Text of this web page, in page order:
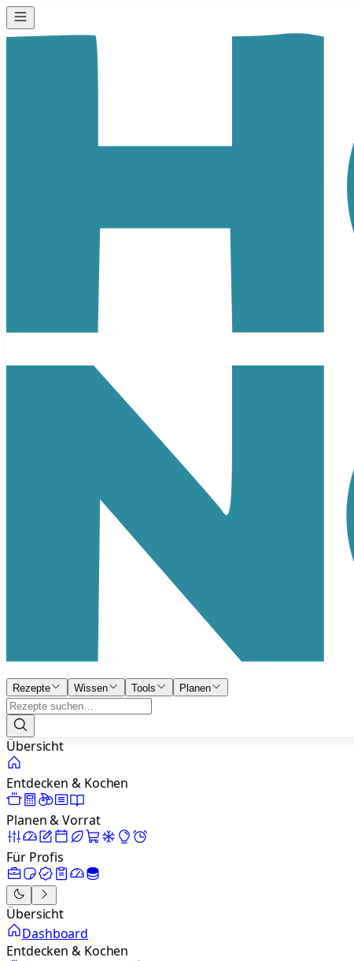
Rezepte Wissen Tools Planen
Übersicht
Entdecken & Kochen
Planen & Vorrat
Für Profis
Übersicht
Dashboard
Entdecken & Kochen